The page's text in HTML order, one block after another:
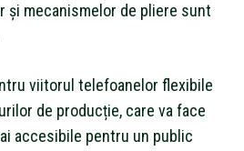
și mecanismelor de pliere sunt
viitorul telefoanelor flexibile
de producție, care va face
accesibile pentru un public